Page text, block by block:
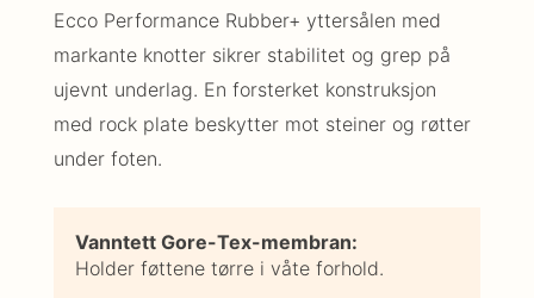
Ecco Performance Rubber+ yttersålen med
markante knotter sikrer stabilitet og grep på
ujevnt underlag. En forsterket konstruksjon
med rock plate beskytter mot steiner og røtter
under foten.
Vanntett Gore-Tex-membran:
Holder føttene tørre i våte forhold.